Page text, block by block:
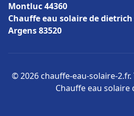
Montluc 44360
Chauffe eau solaire de
Argens 83520
© 2026 chauffe-eau-solaire-
Chauffe eau solaire